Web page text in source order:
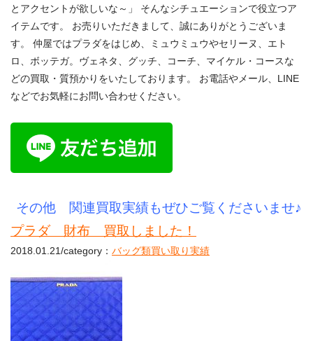
とアクセントが欲しいな～」 そんなシチュエーションで役立つア
イテムです。 お売りいただきまして、誠にありがとうございま
す。 仲屋ではプラダをはじめ、ミュウミュウやセリーヌ、エト
ロ、ボッテガ。ヴェネタ、グッチ、コーチ、マイケル・コースな
どの買取・質預かりをいたしております。 お電話やメール、LINE
などでお気軽にお問い合わせください。
その他 関連買取実績もぜひご覧くださいませ♪
プラダ 財布 買取しました！
2018.01.21/category： バッグ類買い取り実績